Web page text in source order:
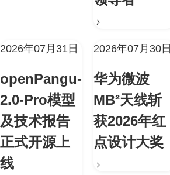
2026年07月31日
openPangu-
2.0-Pro模型
及技术报告
正式开源上
线
2026年07月30日
华为微波
MB²天线斩
获2026年红
点设计大奖